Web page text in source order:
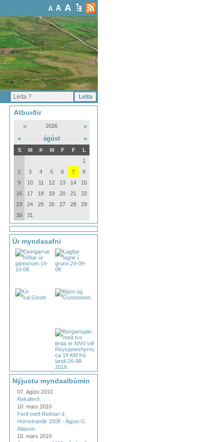
A A A
Atburðir
« 2026
»
«
ágúst »
S M Þ M F F
L
1
2
3 4 5 6 7
8
9
10 11 12 13 14
15
16
17 18 19 20 21
22
23
24 25 26 27 28
29
30
31
Úr myndasafni
Nýjustu myndaalbúmin
07. ágúst 2010
Rekaferð.
10. mars 2010
Ferð með Reimari á
Hornstrandir 2008 - Ágúst G.
Atlason
10. mars 2010